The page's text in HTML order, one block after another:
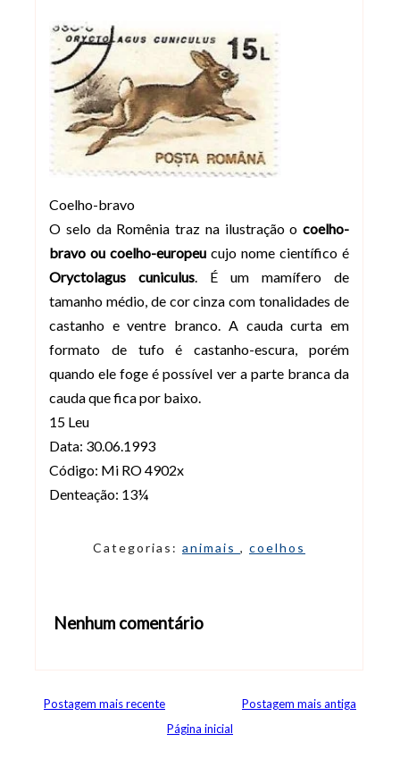
Coelho-bravo
O selo da Romênia traz na ilustração o coelho-
bravo ou coelho-europeu cujo nome científico é
Oryctolagus cuniculus. É um mamífero de
tamanho médio, de cor cinza com tonalidades de
castanho e ventre branco. A cauda curta em
formato de tufo é castanho-escura, porém
quando ele foge é possível ver a parte branca da
cauda que fica por baixo.
15 Leu
Data: 30.06.1993
Código: Mi RO 4902x
Denteação: 13¼
Categorias: animais , coelhos
Nenhum comentário
Postagem mais recente
Postagem mais antiga
Página inicial